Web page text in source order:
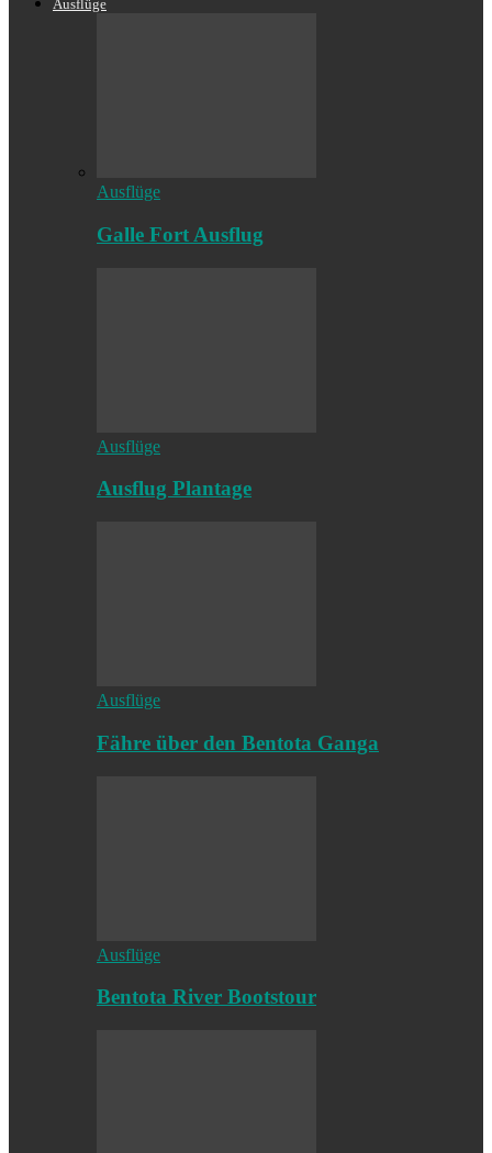
Ausflüge
Ausflüge
Galle Fort Ausflug
Ausflüge
Ausflug Plantage
Ausflüge
Fähre über den Bentota Ganga
Ausflüge
Bentota River Bootstour